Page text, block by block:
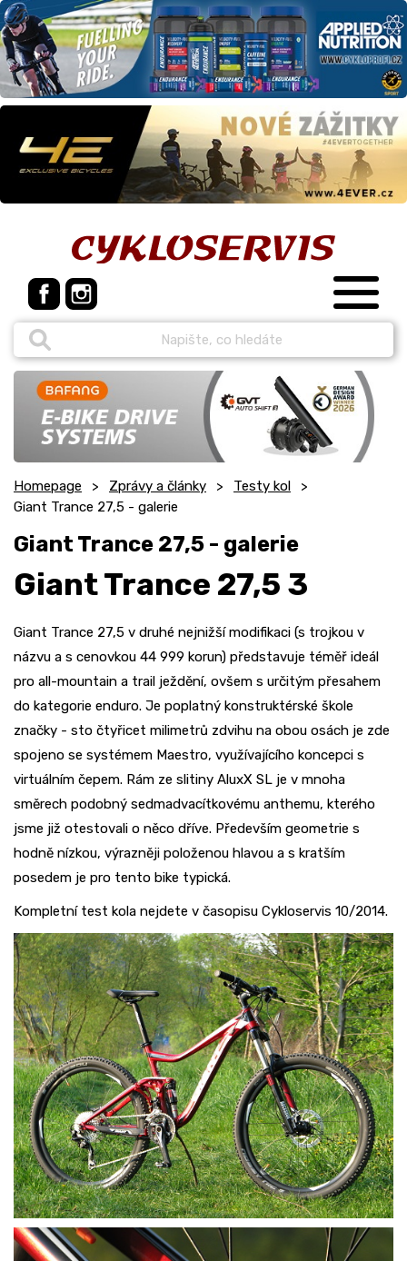
Homepage Zprávy a články
Testy kol
Giant Trance 27,5 - galerie
Giant Trance 27,5 - galerie
Giant Trance 27,5 3
Giant Trance 27,5 v druhé nejnižší modifikaci (s trojkou v
názvu a s cenovkou 44 999 korun) představuje téměř ideál
pro all-mountain a trail ježdění, ovšem s určitým přesahem
do kategorie enduro. Je poplatný konstruktérské škole
značky - sto čtyřicet milimetrů zdvihu na obou osách je zde
spojeno se systémem Maestro, využívajícího koncepci s
virtuálním čepem. Rám ze slitiny AluxX SL je v mnoha
směrech podobný sedmadvacítkovému anthemu, kterého
jsme již otestovali o něco dříve. Především geometrie s
hodně nízkou, výrazněji položenou hlavou a s kratším
posedem je pro tento bike typická.
Kompletní test kola nejdete v časopisu Cykloservis 10/2014.